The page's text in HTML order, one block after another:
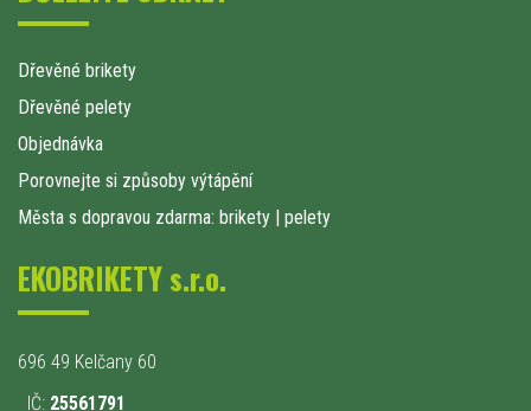
Dřevěné brikety
Dřevěné pelety
Objednávka
Porovnejte si způsoby výtápění
Města s dopravou zdarma: brikety | pelety
EKOBRIKETY s.r.o.
696 49 Kelčany 60
IČ: 25561791